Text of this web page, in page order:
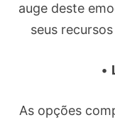
auge deste
seus
•
As opções